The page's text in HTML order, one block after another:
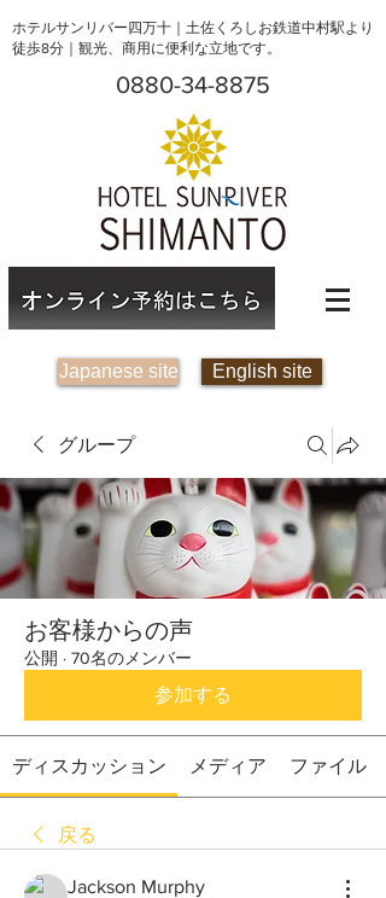
ホテルサンリバー四万十｜土佐くろしお鉄道中村駅より
徒歩8分｜観光、商用に便利な立地です。
0880-34-8875
Japanese site English site
グループ
お客様からの声
公開 · 70名のメンバー
参加する
ディスカッション メディア ファイル
戻る
Jackson Murphy